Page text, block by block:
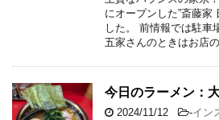
にオープンした”斎藤家
した。 前情報では駐車
五家さんのときはお店
今日のラーメン：
2024/11/12 -イン